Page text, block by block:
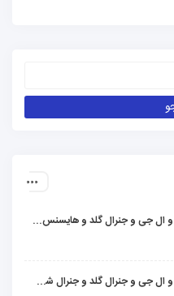
مقایسه کولر گازی گری و کریر و ال جی و جنرال گلد و هایسنس و مدیا و اجنرال
مقایسه کولر گازی گری و کریر و ال جی و جنرال گلد و جنرال شکار و سامسونگ و یونیوا